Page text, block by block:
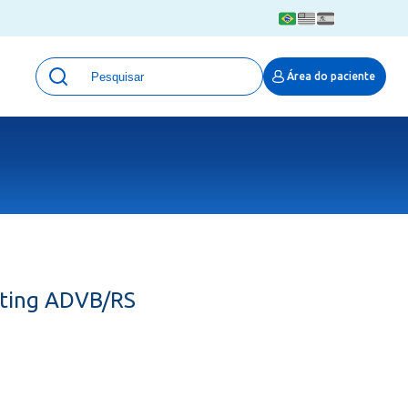
Área do paciente
Unidades
Qualidade e Segurança em saúde
MOVE ARO
ADVB/RS